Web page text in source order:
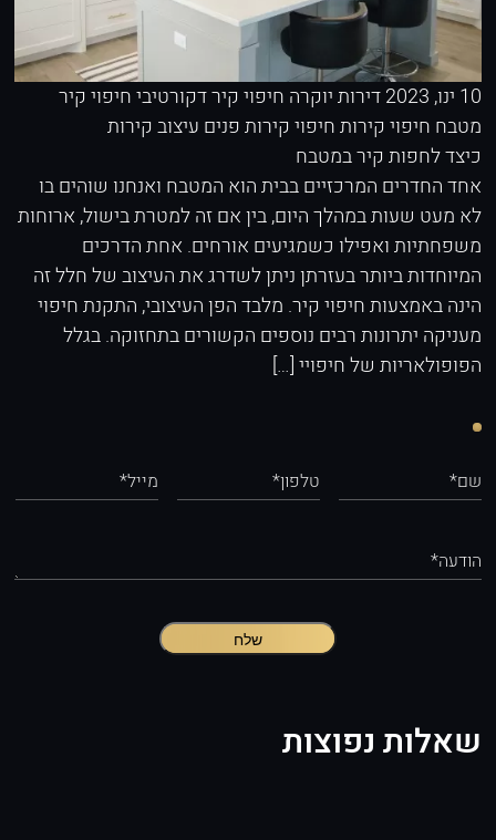
10 ינו, 2023 דירות יוקרה חיפוי קיר דקורטיביחיפוי קיר
מטבח חיפוי קירותחיפוי קירות פנים עיצוב קירות
כיצד לחפות קיר במטבח
אחד החדרים המרכזיים בבית הוא המטבח ואנחנו שוהים בו
לא מעט שעות במהלך היום, בין אם זה למטרת בישול, ארוחות
משפחתיות ואפילו כשמגיעים אורחים. אחת הדרכים
המיוחדות ביותר בעזרתן ניתן לשדרג את העיצוב של חלל זה
הינה באמצעות חיפוי קיר. מלבד הפן העיצובי, התקנת חיפוי
מעניקה יתרונות רבים נוספים הקשורים בתחזוקה. בגלל
הפופולאריות של חיפויי […]
שם* טלפון* מייל*
הודעה*
שלח
שאלות נפוצות